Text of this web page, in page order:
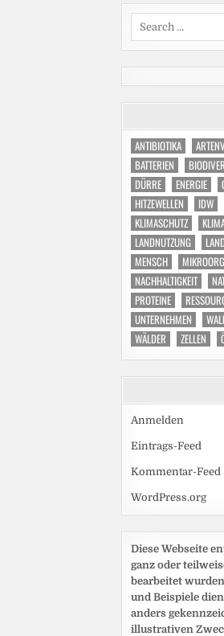
ANTIBIOTIKA
BATTERIEN
DÜRRE
ENERGIE
HITZEWELLEN
IDW
KLIMASCHUTZ
LANDNUTZUNG
MENSCH
NACHHALTIGKEIT
PROTEINE
UNTERNEHMEN
WÄLDER
ZELLEN
Anmelden
Eintrags-Feed
Kommentar-Feed
WordPress.org
Diese Webseite
ganz oder
bearbeitet
und Beispiele
anders
illustrativen